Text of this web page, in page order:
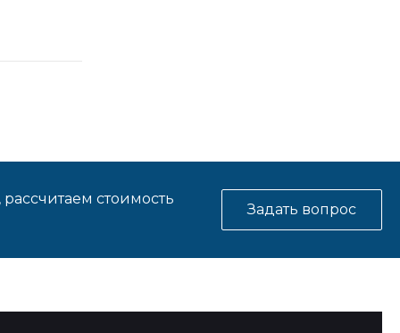
стоимость
Задать вопрос